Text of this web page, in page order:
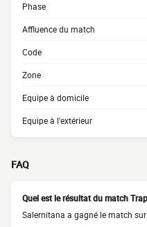
Phase
Affluence du match
Code
Zone
Equipe à domicile
Equipe à l'extérieur
FAQ
Quel est le résultat du match
Salernitana a gagné le match sur